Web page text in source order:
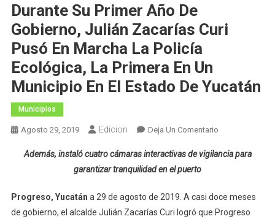
Durante Su Primer Año De
Gobierno, Julián Zacarías Curi
Pusó En Marcha La Policía
Ecológica, La Primera En Un
Municipio En El Estado De Yucatán
Municipios
Agosto 29, 2019 Edicion Deja Un ComentarioEn
Su
De
Gobierno,
Además, instaló cuatro cámaras interactivas de vigilancia para
garantizar tranquilidad en el puerto
Progreso, Yucatán a 29 de agosto de 2019. A casi doce meses
de gobierno, el alcalde Julián Zacarías Curi logró que Progreso